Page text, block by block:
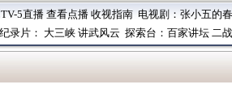
5直播查看点播 收视指南 电视剧： 张小五的
纪录片： 大三峡 讲武风云 探索台： 百家讲坛 二